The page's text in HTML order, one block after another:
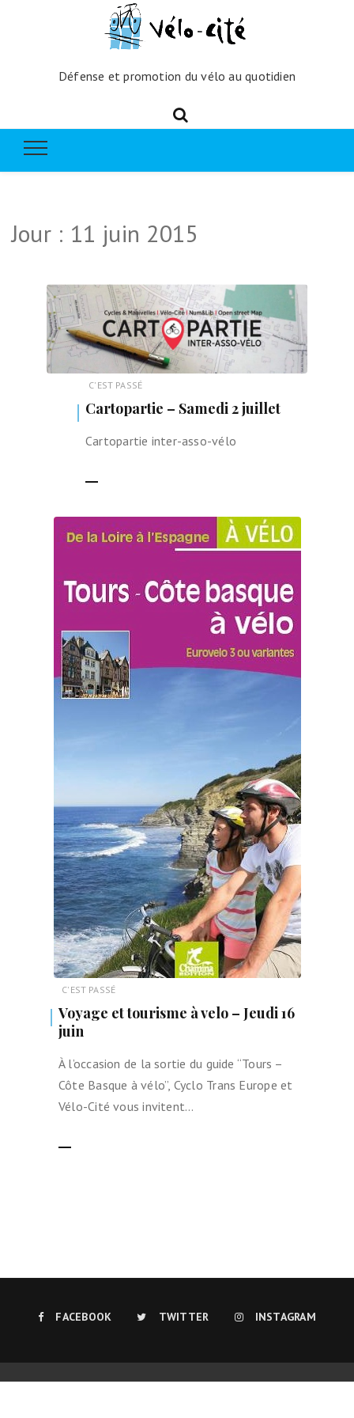
Défense et promotion du vélo au quotidien
Jour : 11 juin 2015
C'EST PASSÉ
Cartopartie – Samedi 2 juillet
Cartopartie inter-asso-vélo
C'EST PASSÉ
Voyage et tourisme à velo – Jeudi 16
juin
À l’occasion de la sortie du guide “Tours –
Côte Basque à vélo”, Cyclo Trans Europe et
Vélo-Cité vous invitent…
FACEBOOK TWITTER INSTAGRAM